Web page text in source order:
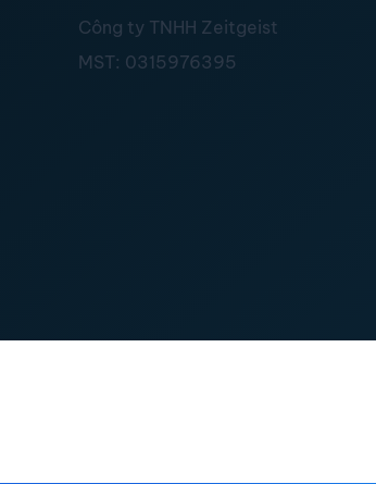
Công ty TNHH Zeitgeist
MST: 0315976395